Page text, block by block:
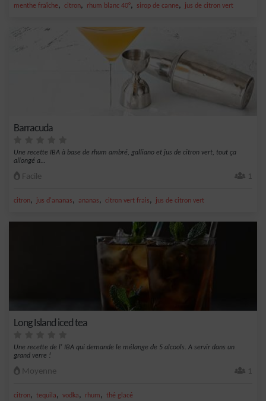
menthe fraîche, citron, rhum blanc 40°, sirop de canne, jus de citron vert
Barracuda
Une recette IBA à base de rhum ambré, galliano et jus de citron vert, tout ça
allongé a...
Facile 1
citron, jus d'ananas, ananas, citron vert frais, jus de citron vert
Long Island iced tea
Une recette de l' IBA qui demande le mélange de 5 alcools. A servir dans un
grand verre !
Moyenne 1
citron, tequila, vodka, rhum, thé glacé